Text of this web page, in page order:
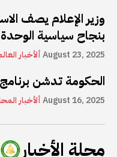
وزير الإعلام يصف
بنجاح سياسية
ألأخبارAugust 23, 2025
الحكومة تدشن برنامج
ألأخبارAugust 16, 2025
مجلة الأخبار